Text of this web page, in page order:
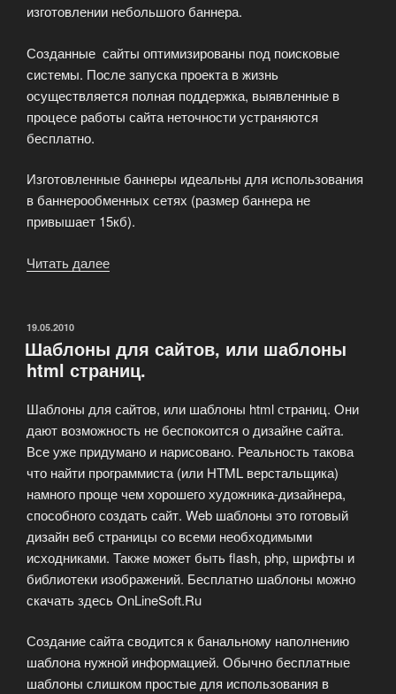
изготовлении небольшого баннера.
Созданные сайты оптимизированы под поисковые
системы. После запуска проекта в жизнь
осуществляется полная поддержка, выявленные в
процесе работы сайта неточности устраняются
бесплатно.
Изготовленные баннеры идеальны для использования
в баннерообменных сетях (размер баннера не
привышает 15кб).
Читать далее
ОПУБЛИКОВАНО
19.05.2010
Шаблоны для сайтов, или шаблоны
html страниц.
Шаблоны для сайтов, или шаблоны html страниц. Они
дают возможность не беспокоится о дизайне сайта.
Все уже придумано и нарисовано. Реальность такова
что найти программиста (или HTML верстальщика)
намного проще чем хорошего художника-дизайнера,
способного создать сайт. Web шаблоны это готовый
дизайн веб страницы со всеми необходимыми
исходниками. Также может быть flash, php, шрифты и
библиотеки изображений. Бесплатно шаблоны можно
скачать здесь OnLineSoft.Ru
Создание сайта сводится к банальному наполнению
шаблона нужной информацией. Обычно бесплатные
шаблоны слишком простые для использования в